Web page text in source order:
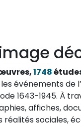
1748
événements de
1643-1945. À
affiches,
sociales,